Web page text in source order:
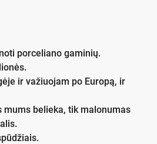
porceliano gaminių.
ir važiuojam po Europą, ir
mums belieka, tik malonumas